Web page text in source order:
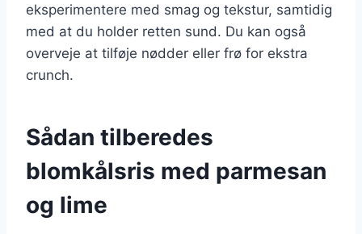
eksperimentere med smag og tekstur, samtidig
med at du holder retten sund. Du kan også
overveje at tilføje nødder eller frø for ekstra
crunch.
Sådan tilberedes
blomkålsris med parmesan
og lime